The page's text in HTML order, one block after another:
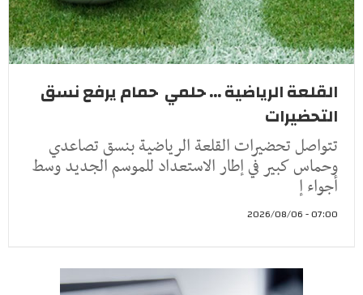
القلعة الرياضية ... حلمي حمام يرفع نسق
التحضيرات
تتواصل تحضيرات القلعة الرياضية بنسق تصاعدي
وحماس كبير في إطار الاستعداد للموسم الجديد وسط
أجواء إ
07:00 - 2026/08/06